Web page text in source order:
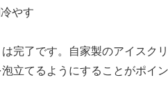
やす
完了です。自家製のアイスク
立てるようにすることがポイン